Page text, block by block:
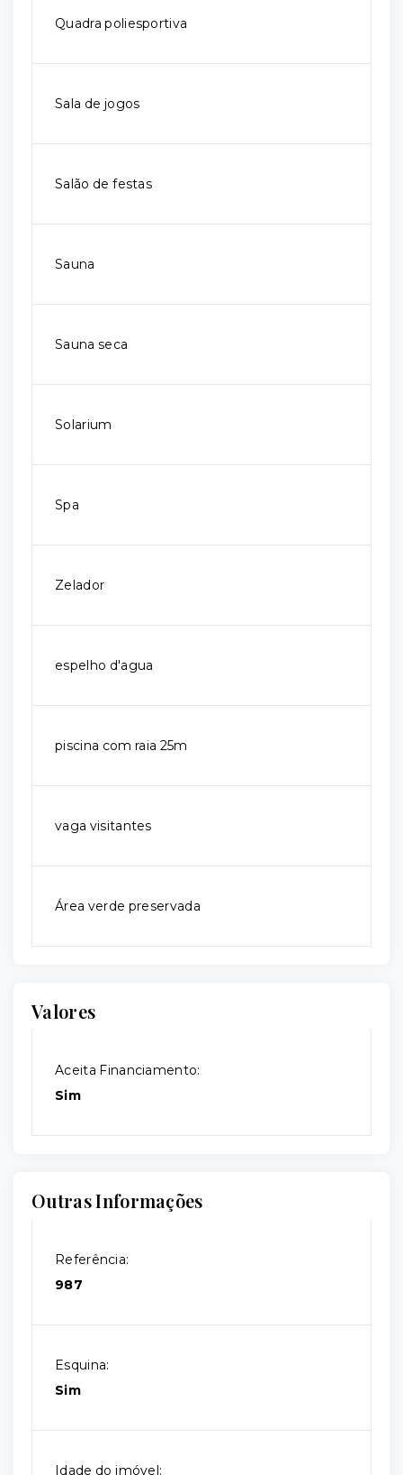
Quadra poliesportiva
Sala de jogos
Salão de festas
Sauna
Sauna seca
Solarium
Spa
Zelador
espelho d'agua
piscina com raia 25m
vaga visitantes
Área verde preservada
Valores
Aceita Financiamento:
Sim
Outras Informações
Referência:
987
Esquina:
Sim
Idade do imóvel: